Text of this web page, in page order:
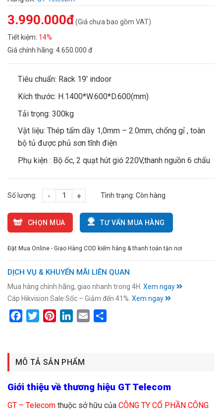
3.990.000đ(Giá chưa bao gồm VAT)
Tiết kiệm: 14%
Giá chính hãng: 4.650.000 đ
Tiêu chuẩn: Rack 19′ indoor
Kích thước: H.1400*W.600*D.600(mm)
Tải trọng: 300kg
Vật liệu: Thép tấm dầy 1,0mm – 2.0mm, chống gỉ , toàn
bộ tủ được phủ sơn tĩnh điện
Phụ kiện : Bộ ốc, 2 quạt hút gió 220V,thanh nguồn 6 chấu
Số lượng: - + Tình trạng:Còn hàng
CHỌN MUA TƯ VẤN MUA HÀNG
Đặt Mua Online - Giao Hàng COD kiểm hàng & thanh toán tận nơi
DỊCH VỤ & KHUYẾN MÃI LIÊN QUAN
Mua hàng chính hãng, giao nhanh trong 4H. Xem ngay
Cáp Hikvision Sale Sốc – Giảm đến 41%. Xem ngay
FacebookTwitterPinterestLinkedIn
Email
MÔ TẢ SẢN PHẨM
Giới thiệu về thương hiệu GT Telecom
GT – Telecom thuộc sở hữu của CÔNG TY CỔ PHẦN CÔNG